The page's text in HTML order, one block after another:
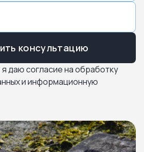
даю согласие на обработку
и информационную
консультацию